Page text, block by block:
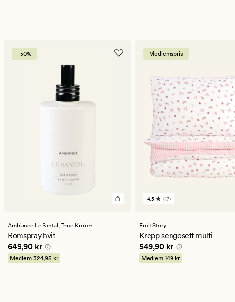
-50%
Ambiance Le Santal, Tone Kroken
Romspray hvit
Pris 649,90 kr
649,90 kr
Medlem 324,95 kr
Medlemspris
17
en
gjennomsnittlig
vurdering
på
4.5
4.5 (17)
Fruit Story
Krepp sengesett multi
Pris 549,90 kr
549,90 kr
Medlem149 kr